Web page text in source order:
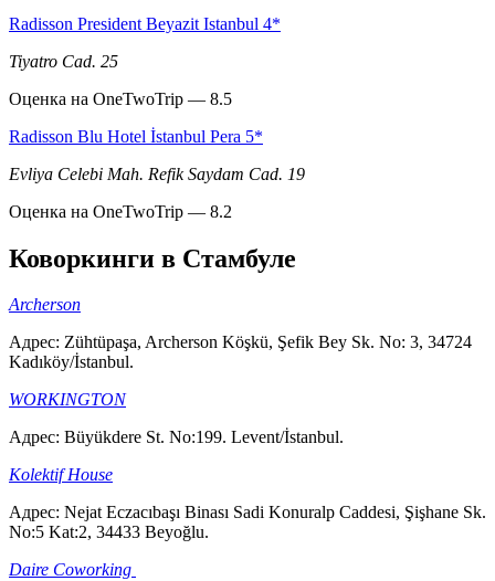
Radisson President Beyazit Istanbul 4*
Tiyatro Cad. 25
Оценка на OneTwoTrip — 8.5
Radisson Blu Hotel İstanbul Pera 5*
Evliya Celebi Mah. Refik Saydam Cad. 19
Оценка на OneTwoTrip — 8.2
Коворкинги в Стамбуле
Archerson
Адрес: Zühtüpaşa, Archerson Köşkü, Şefik Bey Sk. No: 3, 34724
Kadıköy/İstanbul.
WORKINGTON
Адрес: Büyükdere St. No:199. Levent/İstanbul.
Kolektif House
Адрес: Nejat Eczacıbaşı Binası Sadi Konuralp Caddesi, Şişhane Sk.
No:5 Kat:2, 34433 Beyoğlu.
Daire Coworking